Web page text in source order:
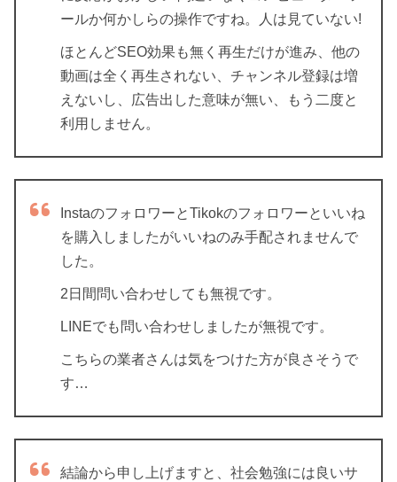
ールか何かしらの操作ですね。人は見ていない!
ほとんどSEO効果も無く再生だけが進み、他の
動画は全く再生されない、チャンネル登録は増
えないし、広告出した意味が無い、もう二度と
利用しません。
InstaのフォロワーとTikokのフォロワーといいね
を購入しましたがいいねのみ手配されませんで
した。
2日間問い合わせしても無視です。
LINEでも問い合わせしましたが無視です。
こちらの業者さんは気をつけた方が良さそうで
す…
結論から申し上げますと、社会勉強には良いサ